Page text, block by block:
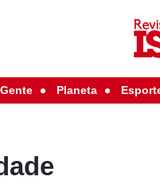
Gente Planeta